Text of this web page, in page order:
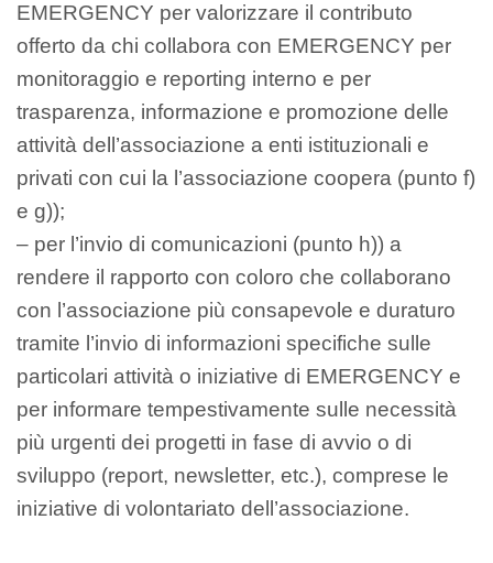
EMERGENCY per valorizzare il contributo
offerto da chi collabora con EMERGENCY per
monitoraggio e reporting interno e per
trasparenza, informazione e promozione delle
attività dell’associazione a enti istituzionali e
privati con cui la l’associazione coopera (punto f)
e g));
– per l’invio di comunicazioni (punto h)) a
rendere il rapporto con coloro che collaborano
con l’associazione più consapevole e duraturo
tramite l’invio di informazioni specifiche sulle
particolari attività o iniziative di EMERGENCY e
per informare tempestivamente sulle necessità
più urgenti dei progetti in fase di avvio o di
sviluppo (report, newsletter, etc.), comprese le
iniziative di volontariato dell’associazione.